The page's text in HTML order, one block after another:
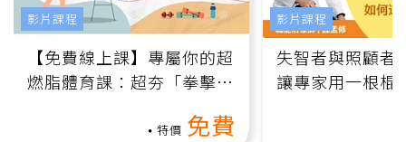
【免費線上課】專屬你的超
燃脂體育課：超夯「拳擊有
特價 免費
影片課程
失智者與照顧者
讓專家用一根棍
影片課程